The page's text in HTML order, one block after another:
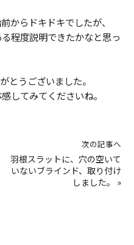
からドキドキでしたが、
程度説明できたかなと思っ
うございました。
してみてくださいね。
次の記事へ
羽根スラットに、穴の空いて
いないブラインド、取り付け
しました。
»